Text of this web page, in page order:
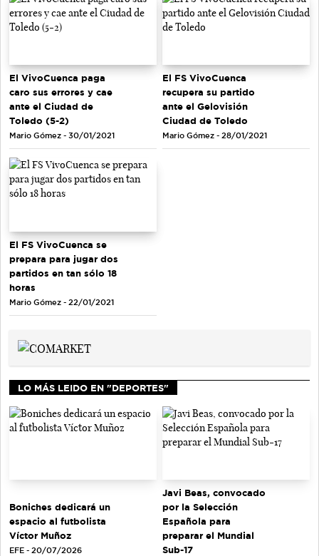
El VivoCuenca paga
caro sus errores y cae
ante el Ciudad de
Toledo (5-2)
Mario Gómez - 30/01/2021
El FS VivoCuenca
recupera su partido
ante el Gelovisión
Ciudad de Toledo
Mario Gómez - 28/01/2021
El FS VivoCuenca se
prepara para jugar dos
partidos en tan sólo 18
horas
Mario Gómez - 22/01/2021
LO MÁS LEIDO EN "DEPORTES"
Boniches dedicará un
espacio al futbolista
Víctor Muñoz
EFE - 20/07/2026
Javi Beas, convocado
por la Selección
Española para
preparar el Mundial
Sub-17